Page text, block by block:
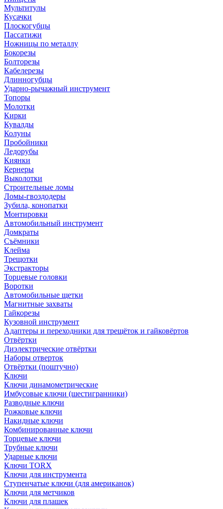
Мультитулы
Кусачки
Плоскогубцы
Пассатижи
Ножницы по металлу
Бокорезы
Болторезы
Кабелерезы
Длинногубцы
Ударно-рычажный инструмент
Топоры
Молотки
Кирки
Кувалды
Колуны
Пробойники
Ледорубы
Киянки
Кернеры
Выколотки
Строительные ломы
Ломы-гвоздодеры
Зубила, конопатки
Монтировки
Автомобильный инструмент
Домкраты
Съёмники
Клейма
Трещотки
Экстракторы
Торцевые головки
Воротки
Автомобильные щетки
Магнитные захваты
Гайкорезы
Кузовной инструмент
Адаптеры и переходники для трещёток и гайковёртов
Отвёртки
Диэлектрические отвёртки
Наборы отверток
Отвёртки (поштучно)
Ключи
Ключи динамометрические
Имбусовые ключи (шестигранники)
Разводные ключи
Рожковые ключи
Накидные ключи
Комбинированные ключи
Торцевые ключи
Трубные ключи
Ударные ключи
Ключи TORX
Ключи для инструмента
Ступенчатые ключи (для американок)
Ключи для метчиков
Ключи для плашек